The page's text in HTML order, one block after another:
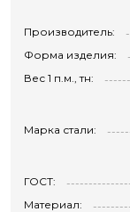
Производитель:
Форма изделия:
Вес 1 п.м., тн:
Марка стали:
ГОСТ:
Материал: